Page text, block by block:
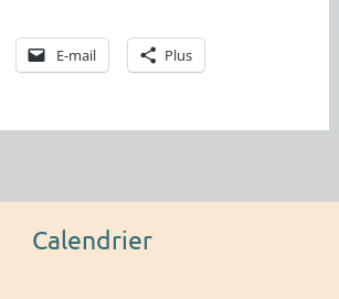
E-mail Plus
Calendrier